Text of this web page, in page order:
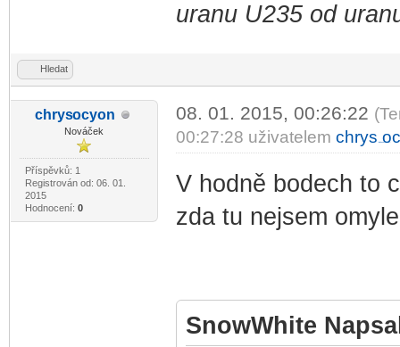
uranu U235 od
Hledat
chrysocyon
Nováček
Příspěvků: 1
Registrován od: 06. 01.
2015
Hodnocení: 0
08. 01. 2015, 00:26:22
00:27:28 uživatelem chrys
V hodně bodech to
zda tu nejsem
SnowWhite